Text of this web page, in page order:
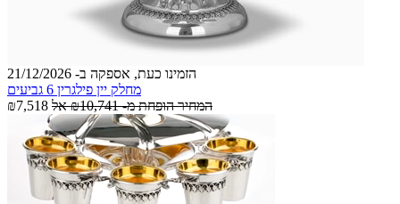
הזמינו כעת, אספקה ב- 21/12/2026
מחלק יין פילגרין 6 גביעים
₪7,518
המחיר הופחת מ-₪10,741 אל